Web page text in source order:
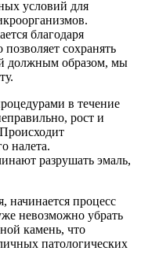
условий для
благодаря
сохранять
должным образом, мы
в течение
рост и
налета.
разрушать эмаль,
начинается процесс
невозможно убрать
камень, что
патологических